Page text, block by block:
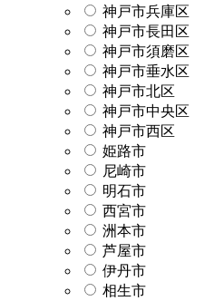
神戸市兵庫区
神戸市長田区
神戸市須磨区
神戸市垂水区
神戸市北区
神戸市中央区
神戸市西区
姫路市
尼崎市
明石市
西宮市
洲本市
芦屋市
伊丹市
相生市